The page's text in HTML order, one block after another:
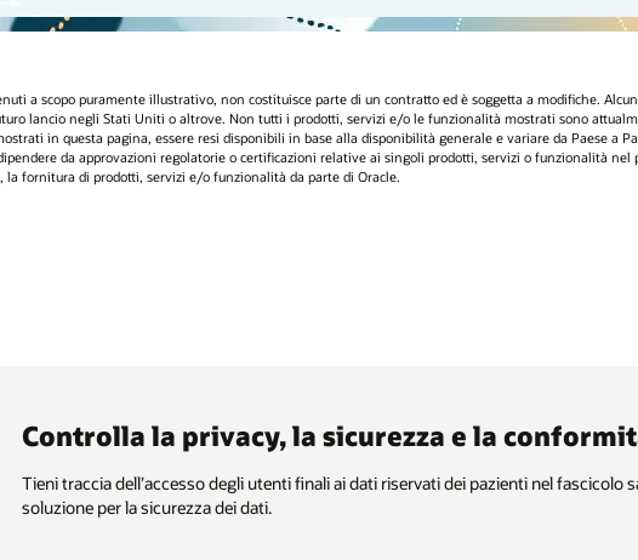
a scopo puramente illustrativo, non costituisce parte di un contratto ed è soggetta a modifiche.
lancio negli Stati Uniti o altrove. Non tutti i prodotti, servizi e/o le funzionalità mostrati sono
in questa pagina, essere resi disponibili in base alla disponibilità generale e variare da Paese a
da approvazioni regolatorie o certificazioni relative ai singoli prodotti, servizi o funzionalità
fornitura di prodotti, servizi e/o funzionalità da parte di Oracle.
Controlla la privacy, la sicurezza e la
Tieni traccia dell’accesso degli utenti finali ai dati riservati dei pazienti nel
soluzione per la sicurezza dei dati.